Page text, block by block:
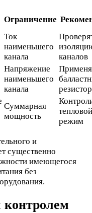
Ограничение
Ток
наименьшего
канала
каналов
Напряжение
наименьшего
канала
Суммарная
мощность
тепловой
режим
и
существенно
имеющегося
без